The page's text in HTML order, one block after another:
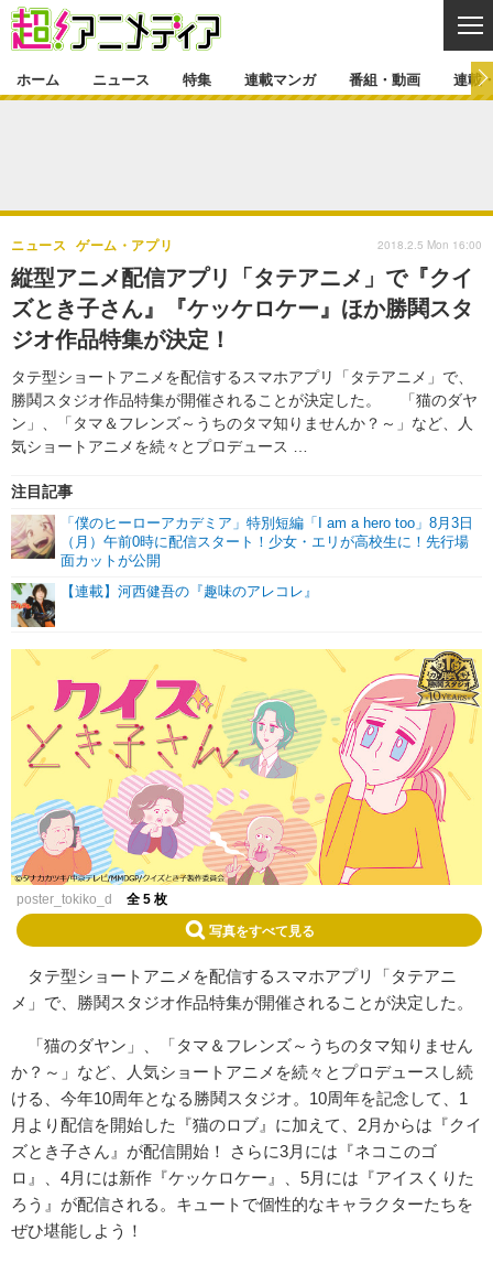
ゲーム・アプリ マンガ
グッズ イベント
声優
舞台 新帝スタ
特集一覧 カバー
ラキりす
連載マンガ
連載マンガ一覧
番組・動画
番組・動画一覧 ラジオ
動画
連載・ブログ
連載・ブログ一覧
編集部ブログ・お知らせ
ホーム ニュース 特集 連載マンガ 番組・動画 連載
縦型アニメ配信アプリ「タテアニメ」で『クイ
ズとき子さん』『ケッケロケー』ほか勝鬨スタ
ジオ作品特集が決定！
タテ型ショートアニメを配信するスマホアプリ「タテアニメ」で、
勝鬨スタジオ作品特集が開催されることが決定した。 「猫のダヤ
ン」、「タマ＆フレンズ～うちのタマ知りませんか？～」など、人
気ショートアニメを続々とプロデュース …
ニュース ゲーム・アプリ
注目記事
「僕のヒーローアカデミア」特別短編「I am a hero too」8月3日
（月）午前0時に配信スタート！少女・エリが高校生に！先行場
面カットが公開
【連載】河西健吾の『趣味のアレコレ』
2018.2.5 Mon 16:00
poster_tokiko_d 全 5 枚
写真をすべて見る
タテ型ショートアニメを配信するスマホアプリ「タテアニ
メ」で、勝鬨スタジオ作品特集が開催されることが決定した。
「猫のダヤン」、「タマ＆フレンズ～うちのタマ知りません
か？～」など、人気ショートアニメを続々とプロデュースし続
ける、今年10周年となる勝鬨スタジオ。10周年を記念して、1
月より配信を開始した『猫のロブ』に加えて、2月からは『クイ
ズとき子さん』が配信開始！ さらに3月には『ネコこのゴ
ロ』、4月には新作『ケッケロケー』、5月には『アイスくりた
ろう』が配信される。キュートで個性的なキャラクターたちを
ぜひ堪能しよう！